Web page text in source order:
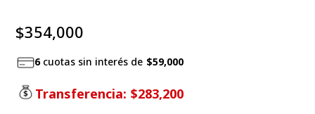
$354,000
6cuotas sin interés de $59,000
Transferencia: $283,200